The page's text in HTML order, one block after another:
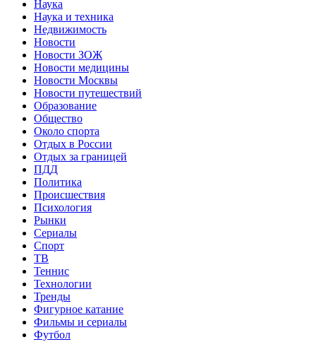
Наука
Наука и техника
Недвижимость
Новости
Новости ЗОЖ
Новости медицины
Новости Москвы
Новости путешествий
Образование
Общество
Около спорта
Отдых в России
Отдых за границей
ПДД
Политика
Происшествия
Психология
Рынки
Сериалы
Спорт
ТВ
Теннис
Технологии
Тренды
Фигурное катание
Фильмы и сериалы
Футбол